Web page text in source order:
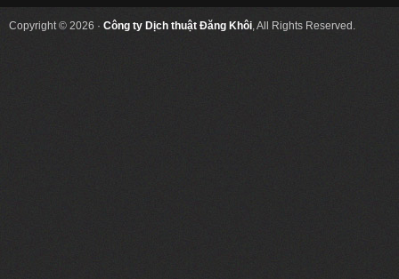
Copyright © 2026 · Công ty Dịch thuật Đăng Khôi, All Rights Reserved.